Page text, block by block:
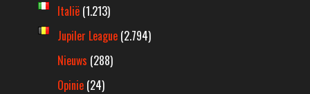
Italië (1.213)
Jupiler League (2.794)
Nieuws (288)
Opinie (24)